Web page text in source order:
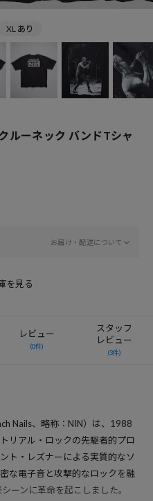
XL あり
ルーネック バンドTシャ
お届け・配送について
を見る
レビュー
(0件)
スタッフ
レビュー
(3件)
Nails、略称：NIN）は、1988
リアル・ロックの先駆者的プロ
ト・レズナーによる実質的なソ
な電子音と攻撃的なロックを融
ーンに革命を起こしました。